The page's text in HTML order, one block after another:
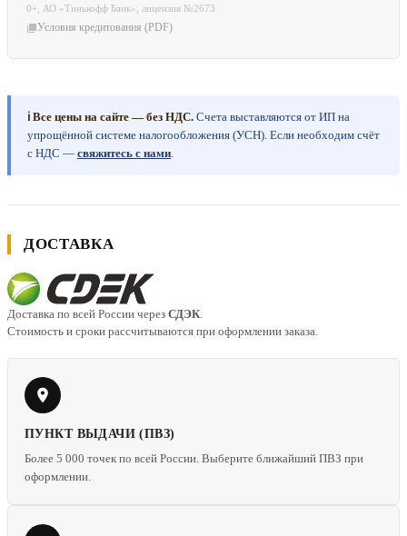
0+, АО «Тинькофф Банк», лицензия №2673
Условия кредитования (PDF)
ℹ️ Все цены на сайте — без НДС. Счета выставляются от ИП на
упрощённой системе налогообложения (УСН). Если необходим счёт
с НДС — свяжитесь с нами
ДОСТАВКА
Доставка по всей России через СДЭК
Стоимость и сроки рассчитываются при оформлении заказа.
ПУНКТ ВЫДАЧИ (ПВЗ)
Более 5 000 точек по всей России. Выберите ближайший ПВЗ при
оформлении.